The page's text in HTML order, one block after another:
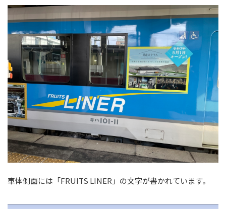
車体側面には「FRUITS LINER」の文字が書かれています。